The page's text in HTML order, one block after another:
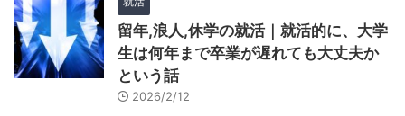
留年,浪人,休学の就活｜就活的に、大学
生は何年まで卒業が遅れても大丈夫か
という話
2026/2/12